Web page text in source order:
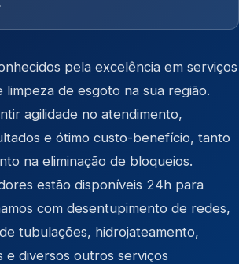
pela excelência em serviços
de esgoto na sua região.
agilidade no atendimento,
e ótimo custo-benefício, tanto
na eliminação de bloqueios.
estão disponíveis 24h para
com desentupimento de redes,
tubulações, hidrojateamento,
e diversos outros serviços